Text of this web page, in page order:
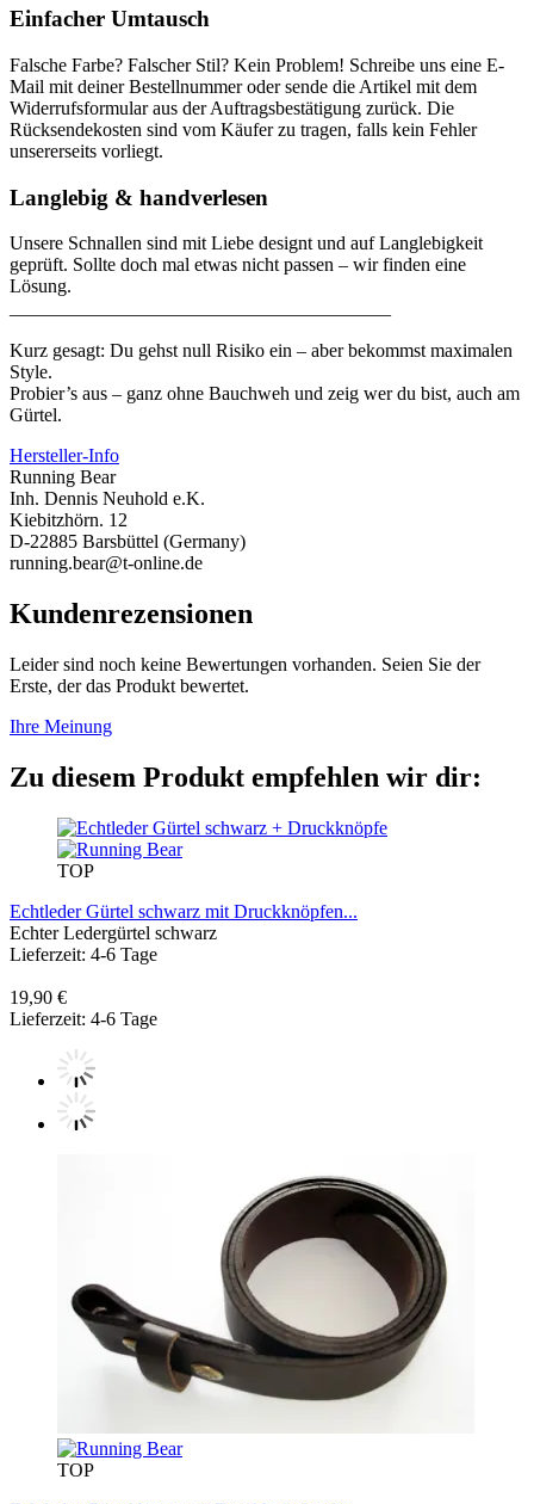
Einfacher Umtausch
Falsche Farbe? Falscher Stil? Kein Problem! Schreibe uns eine E-
Mail mit deiner Bestellnummer oder sende die Artikel mit dem
Widerrufsformular aus der Auftragsbestätigung zurück. Die
Rücksendekosten sind vom Käufer zu tragen, falls kein Fehler
unsererseits vorliegt.
Langlebig & handverlesen
Unsere Schnallen sind mit Liebe designt und auf Langlebigkeit
geprüft. Sollte doch mal etwas nicht passen – wir finden eine
Lösung.
Kurz gesagt: Du gehst null Risiko ein – aber bekommst maximalen
Style.
Probier’s aus – ganz ohne Bauchweh und zeig wer du bist, auch am
Gürtel.
Hersteller-Info
Running Bear
Inh. Dennis Neuhold e.K.
Kiebitzhörn. 12
D-22885 Barsbüttel (Germany)
running.bear@t-online.de
Kundenrezensionen
Leider sind noch keine Bewertungen vorhanden. Seien Sie der
Erste, der das Produkt bewertet.
Ihre Meinung
Zu diesem Produkt empfehlen wir dir:
TOP
Echtleder Gürtel schwarz mit Druckknöpfen...
Echter Ledergürtel schwarz
Lieferzeit: 4-6 Tage
19,90 €
Lieferzeit: 4-6 Tage
TOP